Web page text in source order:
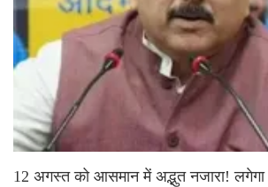
12 अगस्त को आसमान में अद्भुत नजारा!